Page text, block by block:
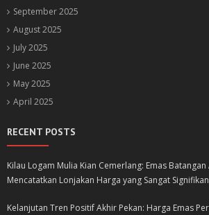
September 2025
August 2025
July 2025
June 2025
May 2025
April 2025
RECENT POSTS
Kilau Logam Mulia Kian Cemerlang: Emas
Mencatatkan Lonjakan Harga yang Sangat Signifikan
Kelanjutan Tren Positif Akhir Pekan: Harga Emas